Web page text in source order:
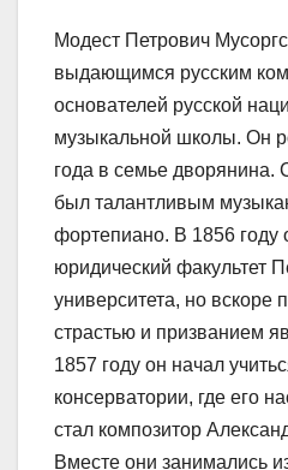
Модест Петрович
выдающимся русским
основателей русской
музыкальной школы. Он
года в семье дворянина.
был талантливым
фортепиано. В 1856 году
юридический факультет
университета, но вскоре
страстью и призванием
1857 году он начал
консерватории, где его
стал композитор
Вместе они занимались